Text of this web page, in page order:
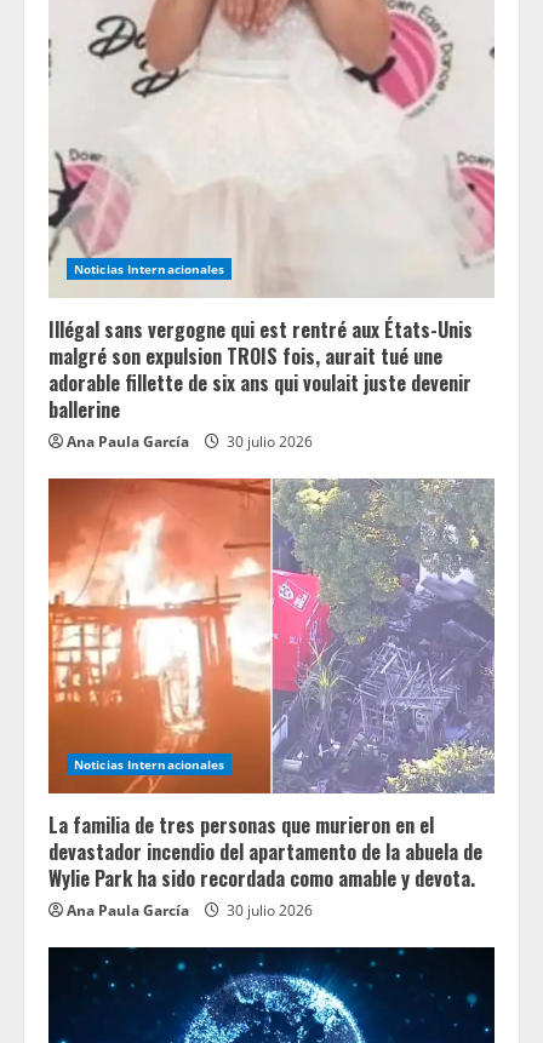
Noticias Internacionales
Illégal sans vergogne qui est rentré aux États-Unis
malgré son expulsion TROIS fois, aurait tué une
adorable fillette de six ans qui voulait juste devenir
ballerine
Ana Paula García 30 julio 2026
Noticias Internacionales
La familia de tres personas que murieron en el
devastador incendio del apartamento de la abuela de
Wylie Park ha sido recordada como amable y devota.
Ana Paula García 30 julio 2026